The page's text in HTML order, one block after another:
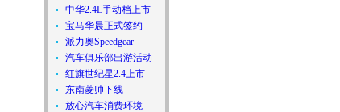
中华2.4L手动档上市
宝马华晨正式签约
派力奥Speedgear
汽车俱乐部出游活动
红旗世纪星2.4上市
东南菱帅下线
放心汽车消费环境